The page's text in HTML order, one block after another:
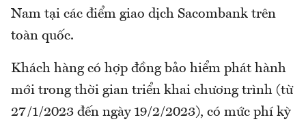
Nam tại các điểm giao dịch Sacombank trên
toàn quốc.
Khách hàng có hợp đồng bảo hiểm phát hành
mới trong thời gian triển khai chương trình (từ
27/1/2023 đến ngày 19/2/2023), có mức phí kỳ